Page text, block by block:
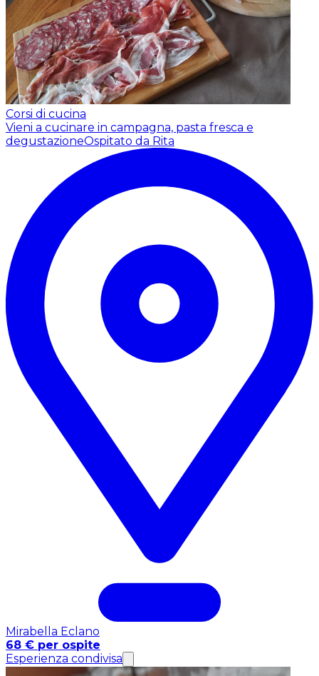
Corsi di cucina
Vieni a cucinare in campagna, pasta fresca e
degustazioneOspitato da Rita
Mirabella Eclano
68 € per ospite
Esperienza condivisa